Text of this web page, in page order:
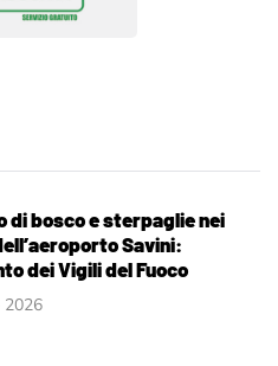
di bosco e sterpaglie nei
Savini:
dei Vigili del Fuoco
2026